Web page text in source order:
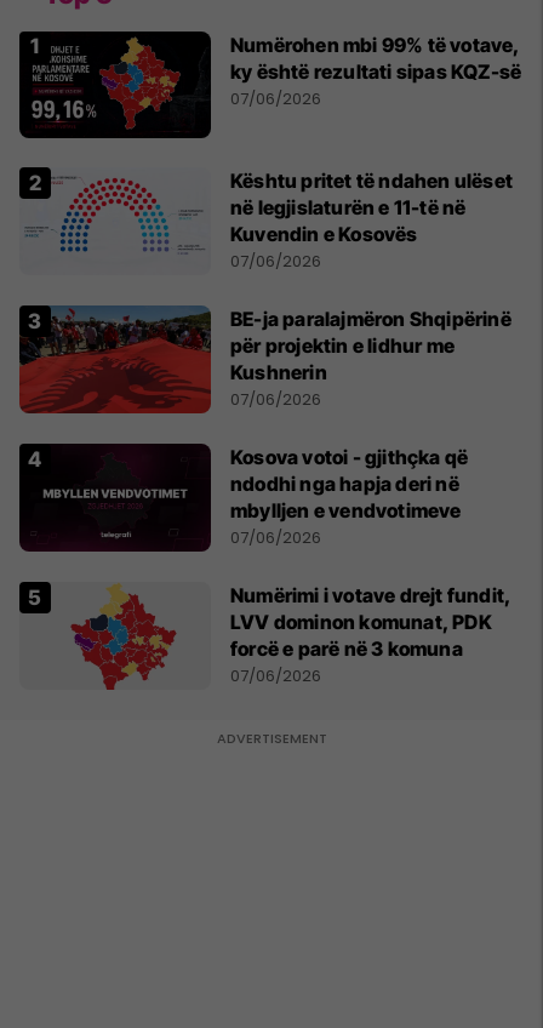
Numërohen mbi 99% të votave,
ky është rezultati sipas KQZ-së
07/06/2026
Kështu pritet të ndahen ulëset
në legjislaturën e 11-të në
Kuvendin e Kosovës
07/06/2026
BE-ja paralajmëron Shqipërinë
për projektin e lidhur me
Kushnerin
07/06/2026
Kosova votoi - gjithçka që
ndodhi nga hapja deri në
mbylljen e vendvotimeve
07/06/2026
Numërimi i votave drejt fundit,
LVV dominon komunat, PDK
forcë e parë në 3 komuna
07/06/2026